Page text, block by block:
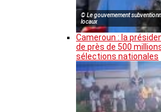
© Le gouvernement
locaux
Cameroun : la
de près de 500
sélections nationales